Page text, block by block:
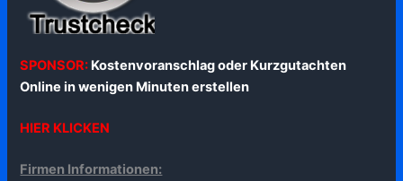
SPONSOR: Kostenvoranschlag oder Kurzgutachten
Online in wenigen Minuten erstellen
HIER KLICKEN
Firmen Informationen: